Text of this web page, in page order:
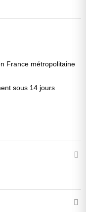
France métropolitaine
sous 14 jours